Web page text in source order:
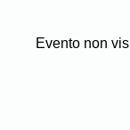
Evento non